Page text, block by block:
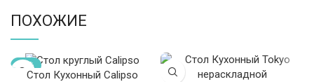
ПОХОЖИЕ
-13%
Стол Кухонный Calipso